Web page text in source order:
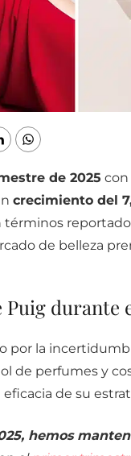
de 2025 con
crecimiento del
términos
de belleza
durante
por la
de perfumes y
eficacia de su
hemos